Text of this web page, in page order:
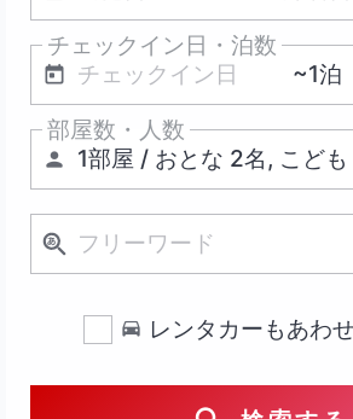
チェックイン日・泊数
部屋数・人数
レンタカーもあわ